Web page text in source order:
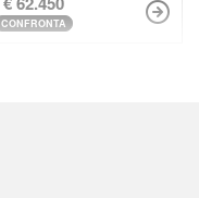
CONFRONTA